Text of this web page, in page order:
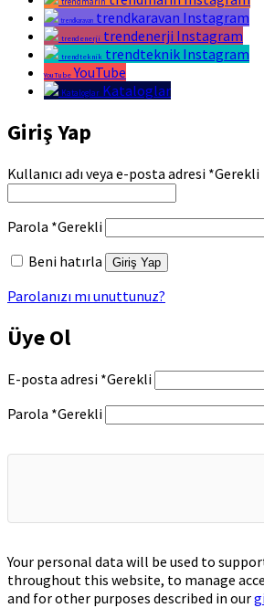
trendkaravan trendkaravan Instagram
trendenerji trendenerji Instagram
trendteknik trendteknik Instagram
YouTube YouTube
Kataloglar Kataloglar
Giriş Yap
Kullanıcı adı veya e-posta adresi *Gerekli
Parola *Gerekli
Beni hatırla
Giriş Yap
Parolanızı mı unuttunuz?
Üye Ol
E-posta adresi *Gerekli
Parola *Gerekli
Your personal data will be used to
throughout this website, to manage
and for other purposes described in our